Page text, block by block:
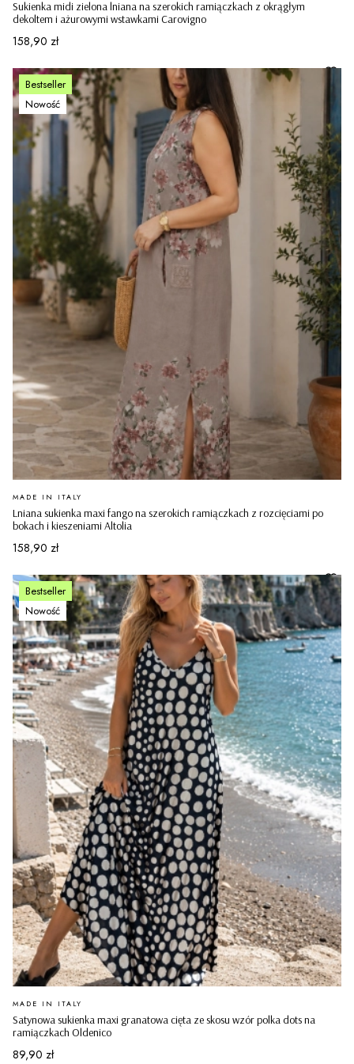
Sukienka midi zielona lniana na szerokich ramiączkach z okrągłym
dekoltem i ażurowymi wstawkami Carovigno
Cena
158,90 zł
Bestseller
Nowość
Lniana sukienka maxi fango na szerokich ramiączkach z rozcięciami po
bokach i kieszeniami Altolia
PRODUCENT
MADE IN ITALY
Cena
158,90 zł
Bestseller
Nowość
Satynowa sukienka maxi granatowa cięta ze skosu wzór polka dots na
ramiączkach Oldenico
PRODUCENT
MADE IN ITALY
Cena
89,90 zł